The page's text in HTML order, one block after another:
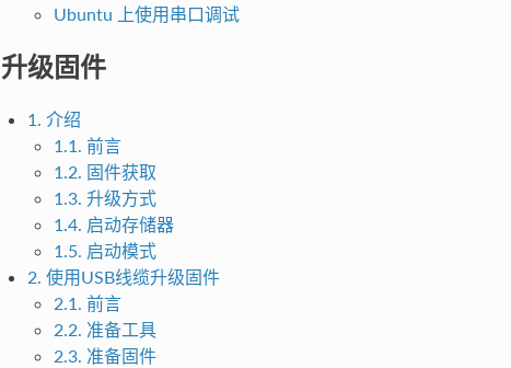
Ubuntu 上使用串口调试
升级固件
1. 介绍
1.1. 前言
1.2. 固件获取
1.3. 升级方式
1.4. 启动存储器
1.5. 启动模式
2. 使用USB线缆升级固件
2.1. 前言
2.2. 准备工具
2.3. 准备固件